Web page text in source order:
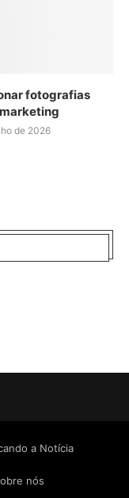
fotografias
de 2026
a Notícia
nós